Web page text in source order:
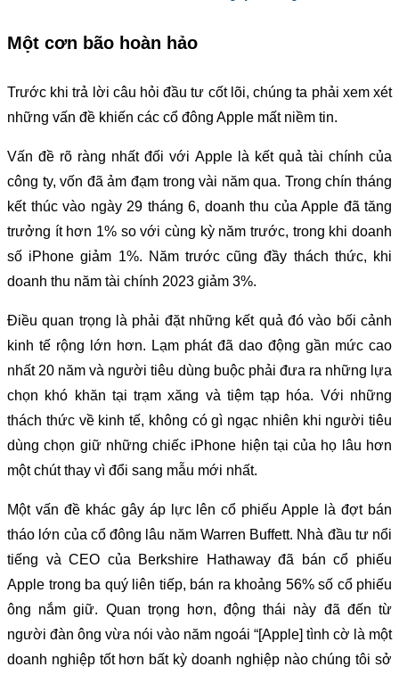
Một cơn bão hoàn hảo
Trước khi trả lời câu hỏi đầu tư cốt lõi, chúng ta phải xem xét
những vấn đề khiến các cổ đông Apple mất niềm tin.
Vấn đề rõ ràng nhất đối với Apple là kết quả tài chính của
công ty, vốn đã ảm đạm trong vài năm qua. Trong chín tháng
kết thúc vào ngày 29 tháng 6, doanh thu của Apple đã tăng
trưởng ít hơn 1% so với cùng kỳ năm trước, trong khi doanh
số iPhone giảm 1%. Năm trước cũng đầy thách thức, khi
doanh thu năm tài chính 2023 giảm 3%.
Điều quan trọng là phải đặt những kết quả đó vào bối cảnh
kinh tế rộng lớn hơn. Lạm phát đã dao động gần mức cao
nhất 20 năm và người tiêu dùng buộc phải đưa ra những lựa
chọn khó khăn tại trạm xăng và tiệm tạp hóa. Với những
thách thức về kinh tế, không có gì ngạc nhiên khi người tiêu
dùng chọn giữ những chiếc iPhone hiện tại của họ lâu hơn
một chút thay vì đổi sang mẫu mới nhất.
Một vấn đề khác gây áp lực lên cổ phiếu Apple là đợt bán
tháo lớn của cổ đông lâu năm Warren Buffett. Nhà đầu tư nổi
tiếng và CEO của Berkshire Hathaway đã bán cổ phiếu
Apple trong ba quý liên tiếp, bán ra khoảng 56% số cổ phiếu
ông nắm giữ. Quan trọng hơn, động thái này đã đến từ
người đàn ông vừa nói vào năm ngoái “[Apple] tình cờ là một
doanh nghiệp tốt hơn bất kỳ doanh nghiệp nào chúng tôi sở